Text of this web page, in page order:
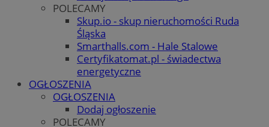
POLECAMY
Skup.io - skup nieruchomości Ruda
Śląska
Smarthalls.com - Hale Stalowe
Certyfikatomat.pl - świadectwa
energetyczne
OGŁOSZENIA
OGŁOSZENIA
Dodaj ogłoszenie
POLECAMY